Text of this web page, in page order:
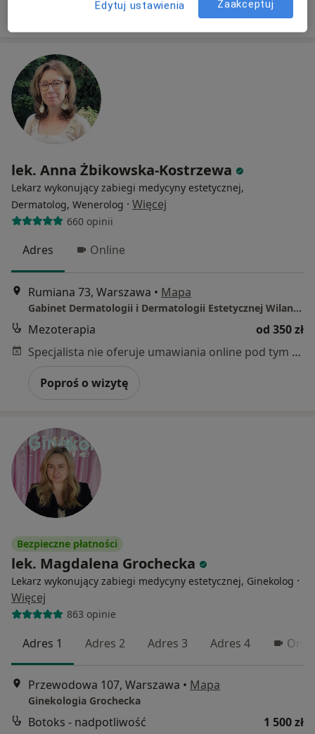
Poproś o wizytę
lek. Anna Żbikowska-Kostrzewa
Lekarz wykonujący zabiegi medycyny estetycznej,
Dermatolog, Wenerolog · Więcej
660 opinii
Adres Online
Rumiana 73, Warszawa • Mapa
Gabinet Dermatologii i Dermatologii Estetycznej Wilanów
Mezoterapia
od 350 zł
Specjalista nie oferuje umawiania online pod tym adresem.
Poproś o wizytę
Bezpieczne płatności
lek. Magdalena Grochecka
Lekarz wykonujący zabiegi medycyny estetycznej, Ginekolog ·
Więcej
863 opinie
Adres 1 Adres 2 Adres 3 Adres 4
Przewodowa 107, Warszawa • Mapa
Ginekologia Grochecka
Botoks - nadpotliwość 1 500 zł
Edytuj ustawienia Zaakceptuj